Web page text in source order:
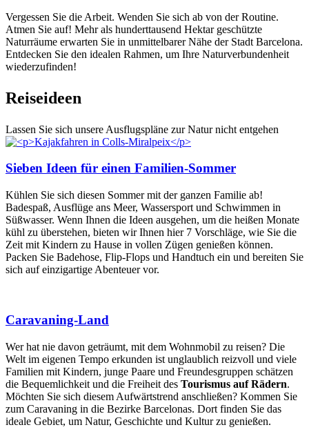
Vergessen Sie die Arbeit. Wenden Sie sich ab von der Routine.
Atmen Sie auf! Mehr als hunderttausend Hektar geschützte
Naturräume erwarten Sie in unmittelbarer Nähe der Stadt Barcelona.
Entdecken Sie den idealen Rahmen, um Ihre Naturverbundenheit
wiederzufinden!
Reiseideen
Lassen Sie sich unsere Ausflugspläne zur Natur nicht entgehen
Sieben Ideen für einen Familien-Sommer
Kühlen Sie sich diesen Sommer mit der ganzen Familie ab!
Badespaß, Ausflüge ans Meer, Wassersport und Schwimmen in
Süßwasser. Wenn Ihnen die Ideen ausgehen, um die heißen Monate
kühl zu überstehen, bieten wir Ihnen hier 7 Vorschläge, wie Sie die
Zeit mit Kindern zu Hause in vollen Zügen genießen können.
Packen Sie Badehose, Flip-Flops und Handtuch ein und bereiten Sie
sich auf einzigartige Abenteuer vor.
Caravaning-Land
Wer hat nie davon geträumt, mit dem Wohnmobil zu reisen? Die
Welt im eigenen Tempo erkunden ist unglaublich reizvoll und viele
Familien mit Kindern, junge Paare und Freundesgruppen schätzen
die Bequemlichkeit und die Freiheit des Tourismus auf Rädern.
Möchten Sie sich diesem Aufwärtstrend anschließen? Kommen Sie
zum Caravaning in die Bezirke Barcelonas. Dort finden Sie das
ideale Gebiet, um Natur, Geschichte und Kultur zu genießen.